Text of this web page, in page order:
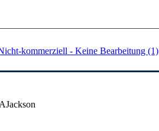
kommerziell - Keine Bearbeitung (1)